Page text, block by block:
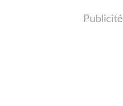
Publicité